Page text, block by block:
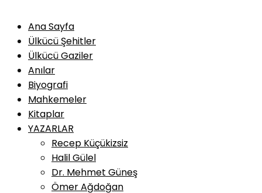
Ana Sayfa
Ülkücü Şehitler
Ülkücü Gaziler
Anılar
Biyografi
Mahkemeler
Kitaplar
YAZARLAR
Recep Küçükizsiz
Halil Gülel
Dr. Mehmet Güneş
Ömer Ağdoğan